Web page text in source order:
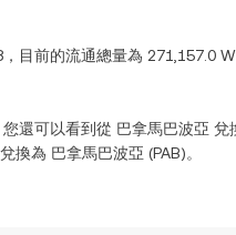
，目前的流通總量為 271,157.0
還可以看到從 巴拿馬巴波亞 兌
換為 巴拿馬巴波亞 (PAB)。